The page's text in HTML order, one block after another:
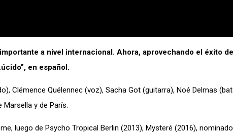
a nivel internacional. Ahora, aprovechando el éxito
en español.
Clémence Quélennec (voz), Sacha Got (guitarra), Noé Delmas
y de París.
luego de Psycho Tropical Berlin (2013), Mysteré (2016),